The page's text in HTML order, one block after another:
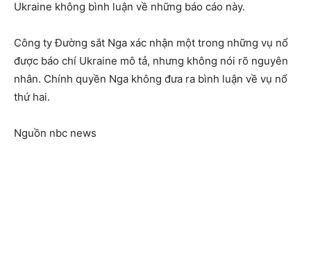
Ukraine không bình luận về những báo cáo này.
Công ty Đường sắt Nga xác nhận một trong những vụ nổ
được báo chí Ukraine mô tả, nhưng không nói rõ nguyên
nhân. Chính quyền Nga không đưa ra bình luận về vụ nổ
thứ hai.
Nguồn nbc news